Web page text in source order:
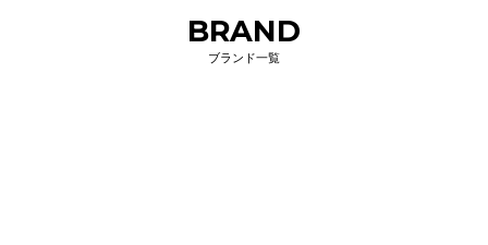
BRAND
ブランド一覧